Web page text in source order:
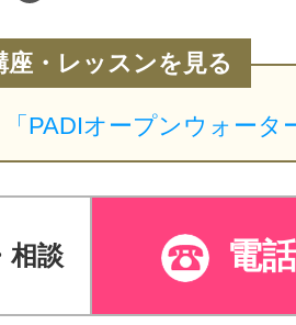
座・レッスンを見る
相談 電